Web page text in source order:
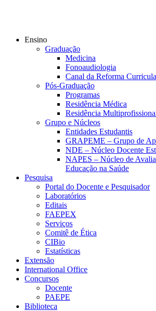
Ensino
Graduação
Medicina
Fonoaudiologia
Canal da Reforma
Pós-Graduação
Programas
Residência Médica
Residência
Grupo e Núcleos
Entidades Estudantis
GRAPEME – Grupo de
NDE – Núcleo Docente
NAPES – Núcleo de
Educação na Saúde
Pesquisa
Portal do Docente e Pesquisador
Laboratórios
Editais
FAEPEX
Serviços
Comitê de Ética
CIBio
Estatísticas
Extensão
International Office
Concursos
Docente
PAEPE
Biblioteca